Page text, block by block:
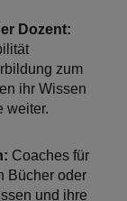
Dozent:
zum
ihr Wissen
weiter.
Coaches für
Bücher oder
und ihre